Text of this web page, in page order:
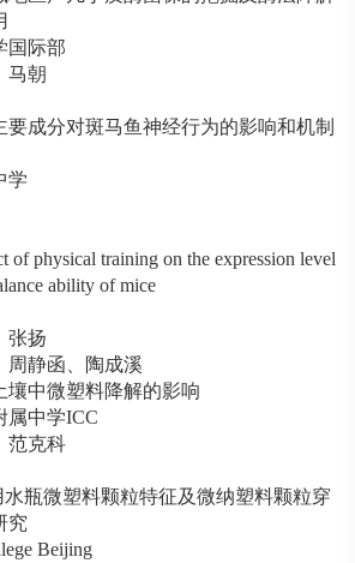
国际部
马朝
成分对斑马鱼神经行为的影响和机制
学
physical training on the expression level
ability of mice
张扬
周静函、陶成溪
壤中微塑料降解的影响
属中学ICC
范克科
瓶微塑料颗粒特征及微纳塑料颗粒穿
究
Beijing